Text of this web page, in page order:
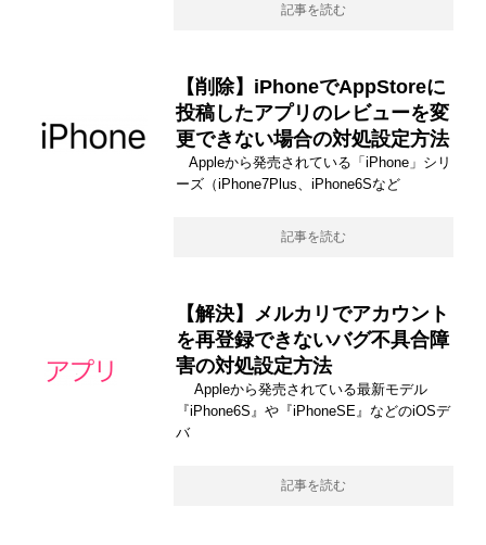
記事を読む
【削除】iPhoneでAppStoreに
投稿したアプリのレビューを変
更できない場合の対処設定方法
Appleから発売されている「iPhone」シリ
ーズ（iPhone7Plus、iPhone6Sなど
記事を読む
【解決】メルカリでアカウント
を再登録できないバグ不具合障
害の対処設定方法
Appleから発売されている最新モデル
『iPhone6S』や『iPhoneSE』などのiOSデ
バ
記事を読む